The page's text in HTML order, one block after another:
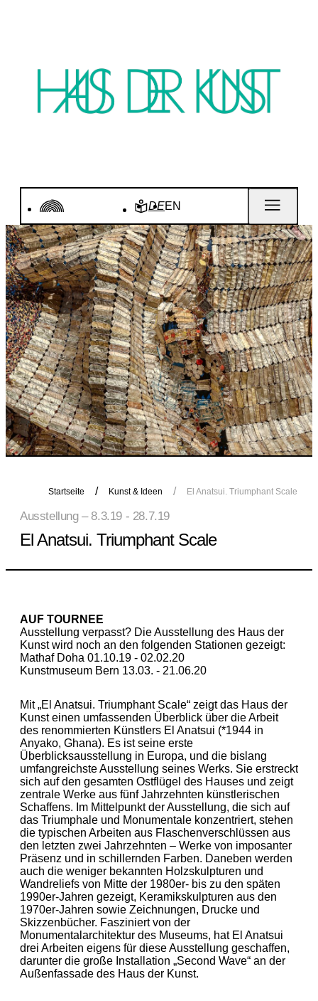
DEEN
Startseite Kunst & Ideen El Anatsui. Triumphant Scale
Ausstellung – 8.3.19 - 28.7.19
El Anatsui. Triumphant Scale
AUF TOURNEE
Ausstellung verpasst? Die Ausstellung des Haus der
Kunst wird noch an den folgenden Stationen gezeigt:
Mathaf Doha 01.10.19 - 02.02.20
Kunstmuseum Bern 13.03. - 21.06.20
Mit „El Anatsui. Triumphant Scale“ zeigt das Haus der
Kunst einen umfassenden Überblick über die Arbeit
des renommierten Künstlers El Anatsui (*1944 in
Anyako, Ghana). Es ist seine erste
Überblicksausstellung in Europa, und die bislang
umfangreichste Ausstellung seines Werks. Sie erstreckt
sich auf den gesamten Ostflügel des Hauses und zeigt
zentrale Werke aus fünf Jahrzehnten künstlerischen
Schaffens. Im Mittelpunkt der Ausstellung, die sich auf
das Triumphale und Monumentale konzentriert, stehen
die typischen Arbeiten aus Flaschenverschlüssen aus
den letzten zwei Jahrzehnten – Werke von imposanter
Präsenz und in schillernden Farben. Daneben werden
auch die weniger bekannten Holzskulpturen und
Wandreliefs von Mitte der 1980er- bis zu den späten
1990er-Jahren gezeigt, Keramikskulpturen aus den
1970er-Jahren sowie Zeichnungen, Drucke und
Skizzenbücher. Fasziniert von der
Monumentalarchitektur des Museums, hat El Anatsui
drei Arbeiten eigens für diese Ausstellung geschaffen,
darunter die große Installation „Second Wave“ an der
Außenfassade des Haus der Kunst.